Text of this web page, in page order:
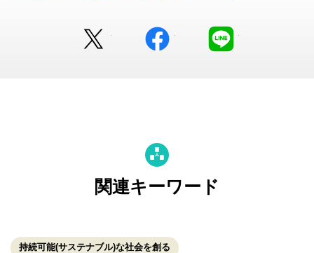
facebook
関連キーワード
持続可能(サステナブル)な社会を創る